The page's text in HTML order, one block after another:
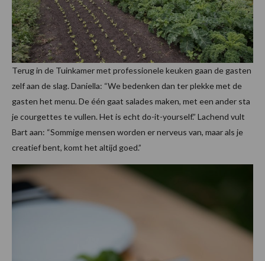
Terug in de Tuinkamer met professionele keuken gaan de gasten
zelf aan de slag. Daniella: “We bedenken dan ter plekke met de
gasten het menu. De één gaat salades maken, met een ander sta
je courgettes te vullen. Het is echt do-it-yourself.” Lachend vult
Bart aan: “Sommige mensen worden er nerveus van, maar als je
creatief bent, komt het altijd goed.”